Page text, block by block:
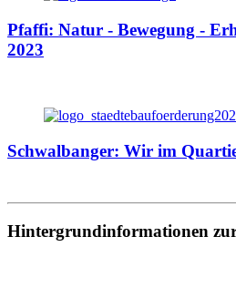
Pfaffi: Natur - Bewegung -
2023
Schwalbanger: Wir im
Hintergrundinformationen